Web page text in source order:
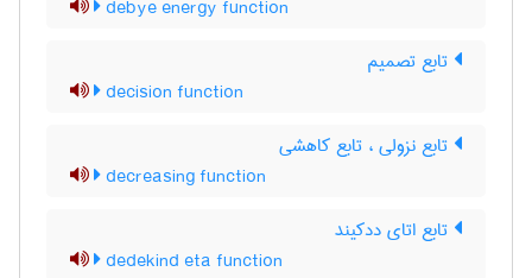
debye energy function
تابع تصمیم
decision function
تابع نزولی ، تابع کاهشی
decreasing function
تابع اتای ددکیند
dedekind eta function